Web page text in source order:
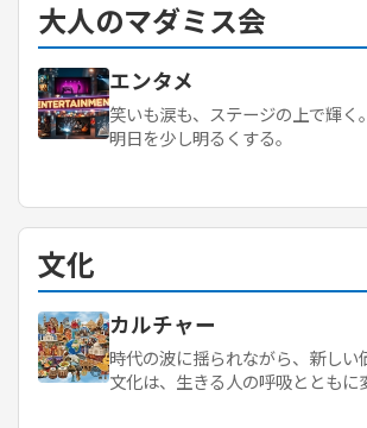
大人のマダミス会
エンタメ
笑いも涙も、ステージの上で輝く
明日を少し明るくする。
文化
カルチャー
時代の波に揺られながら、新しい
文化は、生きる人の呼吸とともに